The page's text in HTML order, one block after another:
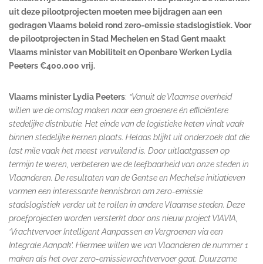
uit deze pilootprojecten moeten mee bijdragen aan een
gedragen Vlaams beleid rond zero-emissie stadslogistiek. Voor
de pilootprojecten in Stad Mechelen en Stad Gent maakt
Vlaams minister van Mobiliteit en Openbare Werken Lydia
Peeters €400.000 vrij.
Vlaams minister Lydia Peeters: “Vanuit de Vlaamse overheid
willen we de omslag maken naar een groenere én efficiëntere
stedelijke distributie. Het einde van de logistieke keten vindt vaak
binnen stedelijke kernen plaats. Helaas blijkt uit onderzoek dat die
last mile vaak het meest vervuilend is. Door uitlaatgassen op
termijn te weren, verbeteren we de leefbaarheid van onze steden in
Vlaanderen. De resultaten van de Gentse en Mechelse initiatieven
vormen een interessante kennisbron om zero-emissie
stadslogistiek verder uit te rollen in andere Vlaamse steden. Deze
proefprojecten worden versterkt door ons nieuw project VIAVIA,
‘Vrachtvervoer Intelligent Aanpassen en Vergroenen via een
Integrale Aanpak’. Hiermee willen we van Vlaanderen de nummer 1
maken als het over zero-emissievrachtvervoer gaat. Duurzame